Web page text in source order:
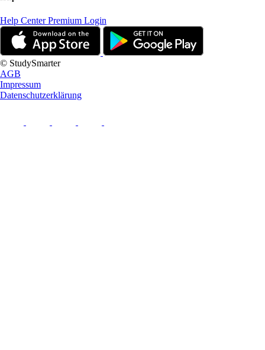
Help CenterPremium Login
© StudySmarter
AGB
Impressum
Datenschutzerklärung